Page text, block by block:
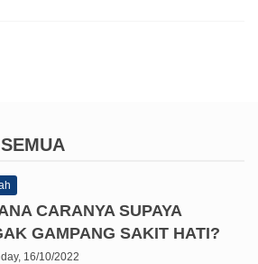
CARANYA SUPAYA
GAMPANG SAKIT HATI?
16/10/2022